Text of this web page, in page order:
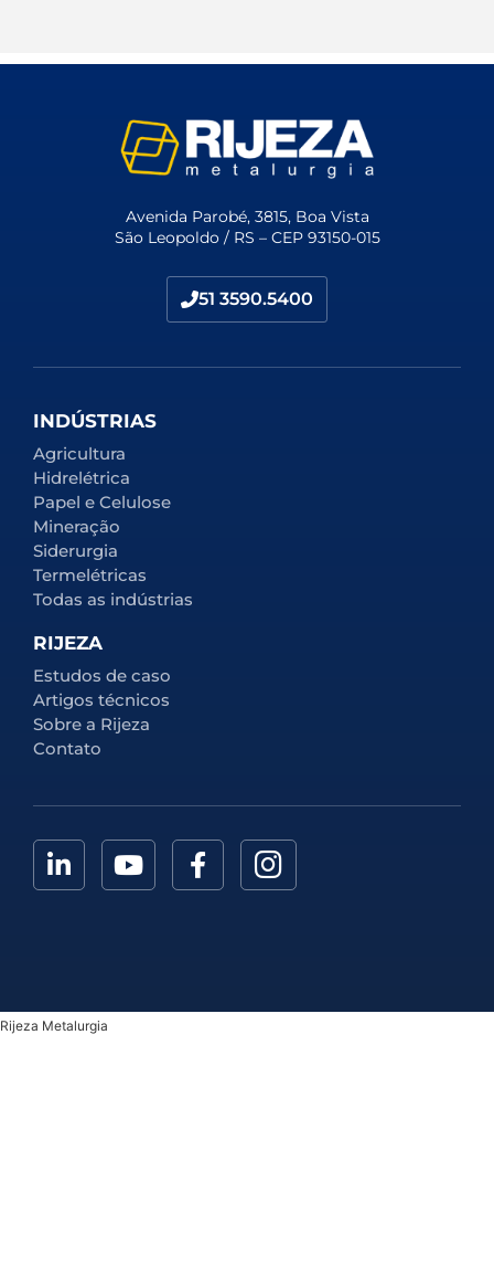
Avenida Parobé, 3815, Boa Vista
São Leopoldo / RS – CEP 93150-015
51 3590.5400
INDÚSTRIAS
Agricultura
Hidrelétrica
Papel e Celulose
Mineração
Siderurgia
Termelétricas
Todas as indústrias
RIJEZA
Estudos de caso
Artigos técnicos
Sobre a Rijeza
Contato
Rijeza Metalurgia